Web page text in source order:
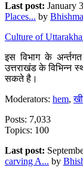
Last post: January
Places... by
Culture of
इस विभाग के
उत्तराखंड के विभिन्न
सकते है।
Moderators: hem,
Posts: 7,033
Topics: 100
Last post:
carving A... by